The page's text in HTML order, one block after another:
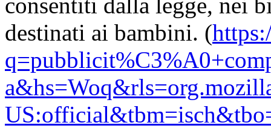
destinati ai bambini. (